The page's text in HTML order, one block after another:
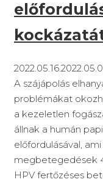
2022.05.16.
A szájápolás
problémákat
a kezeletlen
állnak a humán
előfordulásával,
megbetegedések
HPV fertőzéses